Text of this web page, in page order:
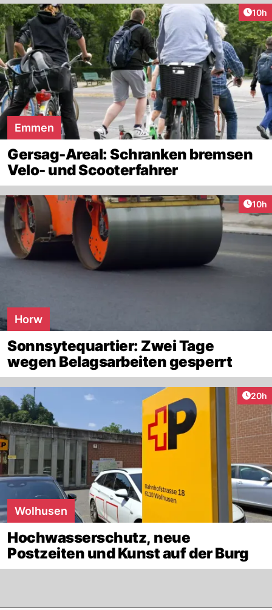
10h
Emmen
Gersag-Areal: Schranken bremsen
Velo- und Scooterfahrer
10h
Horw
Sonnsytequartier: Zwei Tage
wegen Belagsarbeiten gesperrt
20h
Wolhusen
Hochwasserschutz, neue
Postzeiten und Kunst auf der Burg